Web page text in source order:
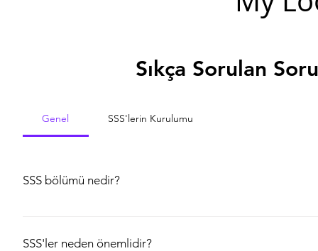
Sıkça Sorulan
Genel SSS'lerin Kurulumu
SSS bölümü nedir?
SSS'ler neden önemlidir?